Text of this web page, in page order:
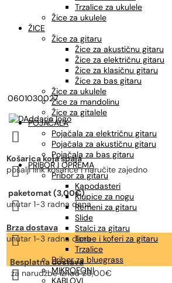
Trzalice za ukulele
Žice za ukulele
ŽICE
Žice za gitaru
Žice za akustičnu gitaru
Žice za električnu gitaru
Žice za klasičnu gitaru
Žice za bas gitaru
Žice za ukulele
Žice za mandolinu
Žice za gitalele
POJAČALA
Pojačala za električnu gitaru
Pojačala za akustičnu gitaru
Pojačala za bas gitaru
PRIBOR I OPREMA
Pribor za gitaru
Kapodasteri
Klupice za nogu
Remeni za gitaru
Slide
Stalci za gitaru
Torbe i koferi za gitaru
Trzalice
Pribor za bluegrass
MIKROFONI
KABLOVI
0601030027

Košarica koja spaja
pošalji link košarice i naručite zajedno

paketomat (3,00€)
unutar 1-3 radna dana

Brza dostava
unutar 1-3 radna dana

Besplatna dostava
za narudžbeiznad 25,00€
